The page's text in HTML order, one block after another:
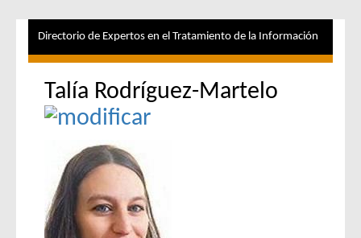
Directorio de Expertos en el Tratamiento de la Información
Talía Rodríguez-Martelo